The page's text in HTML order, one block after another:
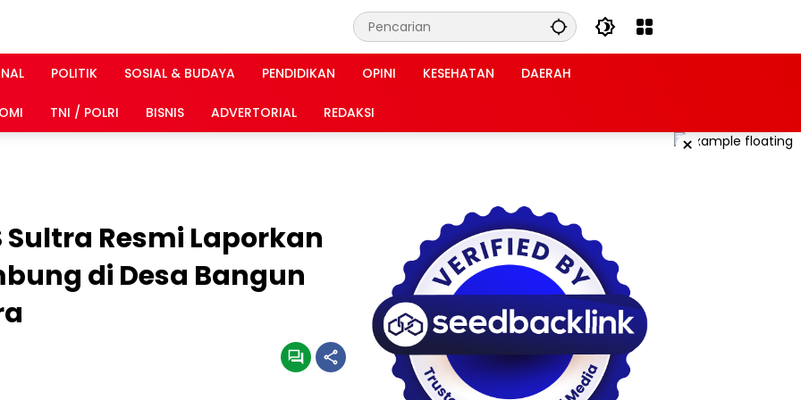
POLITIK SOSIAL & BUDAYA PENDIDIKAN OPINI KESEHATAN DAERAH
TNI / POLRI BISNIS ADVERTORIAL REDAKSI
×
Sultra Resmi Laporkan
di Desa Bangun